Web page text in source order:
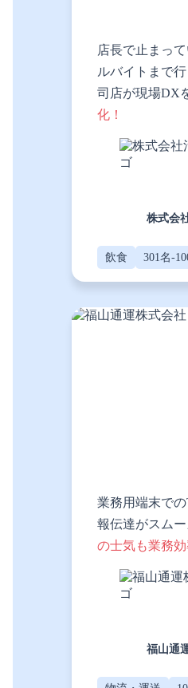
店長で止まっ
ルバイトまで
司店が現場DX
化！
株式会
飲食 301名-
業務用端末で
報伝達がスムー
の士気も業務効
福山通